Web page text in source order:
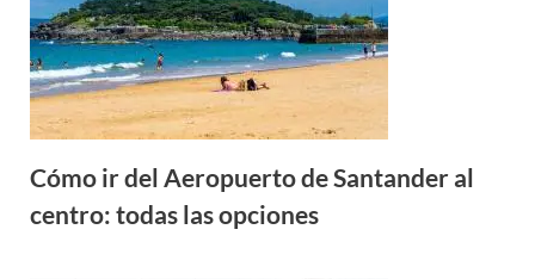
Cómo ir del Aeropuerto de Santander al
centro: todas las opciones